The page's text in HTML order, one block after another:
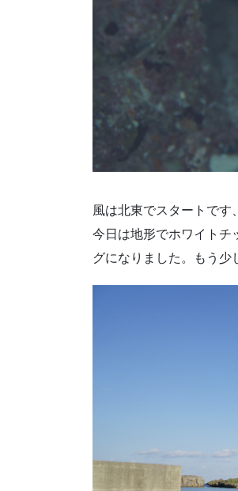
風は北東でスタートです
今日は地形でホワイトチ
グになりました。もう少